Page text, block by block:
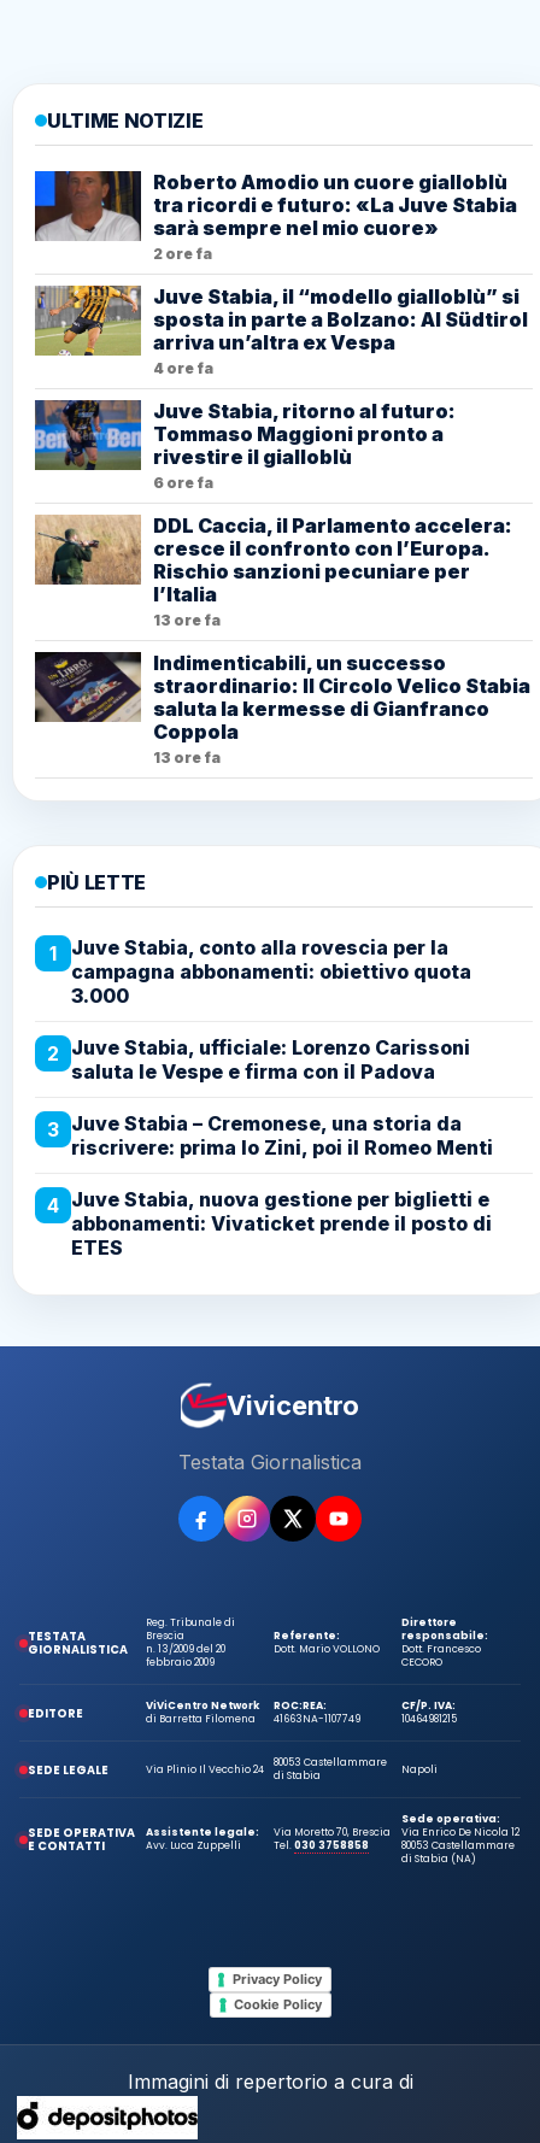
ULTIME NOTIZIE
Roberto Amodio un cuore gialloblù
tra ricordi e futuro: «La Juve Stabia
sarà sempre nel mio cuore»
2 ore fa
Juve Stabia, il “modello gialloblù” si
sposta in parte a Bolzano: Al Südtirol
arriva un’altra ex Vespa
4 ore fa
Juve Stabia, ritorno al futuro:
Tommaso Maggioni pronto a
rivestire il gialloblù
6 ore fa
DDL Caccia, il Parlamento accelera:
cresce il confronto con l’Europa.
Rischio sanzioni pecuniare per
l’Italia
13 ore fa
Indimenticabili, un successo
straordinario: Il Circolo Velico Stabia
saluta la kermesse di Gianfranco
Coppola
13 ore fa
PIÙ LETTE
1
Juve Stabia, conto alla rovescia per la
campagna abbonamenti: obiettivo quota
3.000
2 Juve Stabia, ufficiale: Lorenzo Carissoni
saluta le Vespe e firma con il Padova
3 Juve Stabia – Cremonese, una storia da
riscrivere: prima lo Zini, poi il Romeo Menti
4 Juve Stabia, nuova gestione per biglietti e
abbonamenti: Vivaticket prende il posto di
ETES
Vivicentro
Testata Giornalistica
TESTATA
GIORNALISTICA
Reg. Tribunale di
Brescia
n. 13/2009 del 20
febbraio 2009
Referente:
Dott. Mario VOLLONO
Direttore
responsabile:
Dott. Francesco
CECORO
EDITORE
ViViCentro Network
di Barretta Filomena
ROC:
41663
REA:
NA-1107749
CF/P. IVA:
10464981215
SEDE LEGALE Via Plinio Il Vecchio 24
80053 Castellammare
di Stabia
Napoli
SEDE OPERATIVA
E CONTATTI
Assistente legale:
Avv. Luca Zuppelli
Via Moretto 70, Brescia
Tel.030 3758858
Sede operativa:
Via Enrico De Nicola 12
80053 Castellammare
di Stabia (NA)
Privacy Policy
Cookie Policy
Immagini di repertorio a cura di